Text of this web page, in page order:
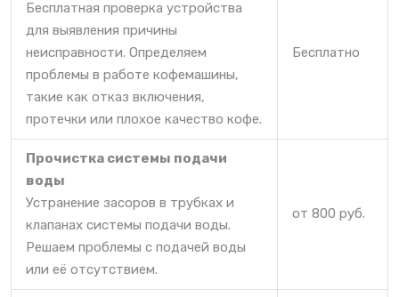
Бесплатная проверка устройства
для выявления причины
неисправности. Определяем
проблемы в работе кофемашины,
такие как отказ включения,
протечки или плохое качество кофе.
Бесплатно
Прочистка системы подачи
воды
Устранение засоров в трубках и
клапанах системы подачи воды.
Решаем проблемы с подачей воды
или её отсутствием.
от 800 руб.